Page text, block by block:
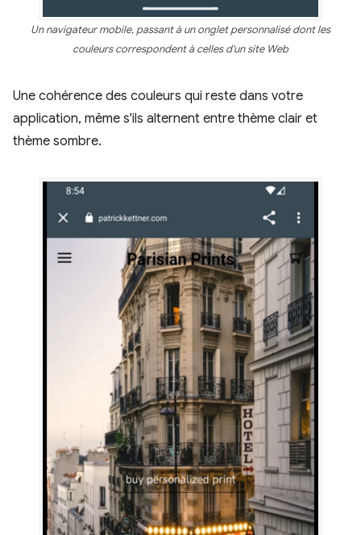
Un navigateur mobile, passant à un onglet personnalisé dont les
couleurs correspondent à celles d'un site Web
Une cohérence des couleurs qui reste dans votre
application, même s'ils alternent entre thème clair et
thème sombre.